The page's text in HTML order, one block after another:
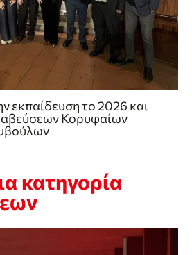
εκπαίδευση το 2026 και
Κορυφαίων
κατηγορία